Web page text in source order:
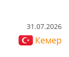
31.07.2026
Кемер